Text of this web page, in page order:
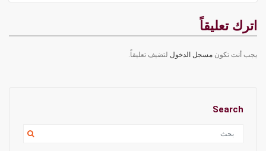
اترك تعليقاً
يجب أنت تكون مسجل الدخول لتضيف تعليقاً.
Search